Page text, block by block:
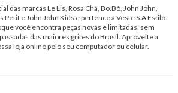
das marcas Le Lis, Rosa Chá, Bo.Bô, John John,
Petit e John John Kids e pertence à Veste S.A Estilo.
você encontra peças novas e limitadas, sem
das maiores grifes do Brasil. Aproveite a
loja online pelo seu computador ou celular.